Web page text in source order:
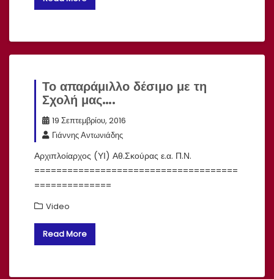
Το απαράμιλλο δέσιμο με τη
Σχολή μας….
19 Σεπτεμβρίου, 2016
Γιάννης Αντωνιάδης
Αρχιπλοίαρχος (ΥΙ) Αθ.Σκούρας ε.α. Π.Ν.
=====================================
==============
Video
Read More